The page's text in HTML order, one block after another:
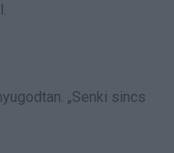
„Senki sincs